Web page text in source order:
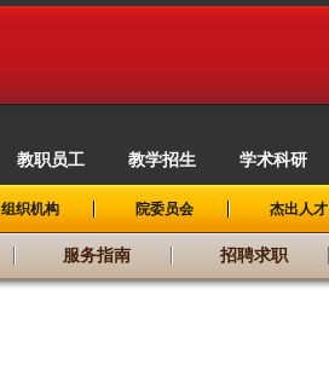
教职员工 教学招生 学术科研
组织机构 院委员会 杰出人才
服务指南 招聘求职